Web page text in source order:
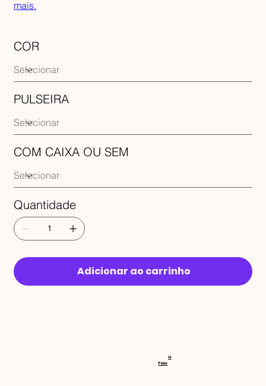
mais.
COR
PULSEIRA
COM CAIXA OU SEM
Quantidade
Adicionar ao carrinho
RECEBA
Faw
H